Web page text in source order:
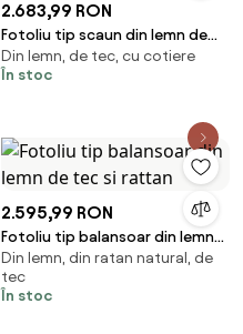
2.683,99 RON
Fotoliu tip scaun din lemn de
tec si piele naturala
Din lemn, de tec, cu cotiere
În stoc
2.595,99 RON
Fotoliu tip balansoar din lemn
de tec si rattan
Din lemn, din ratan natural, de
tec
În stoc